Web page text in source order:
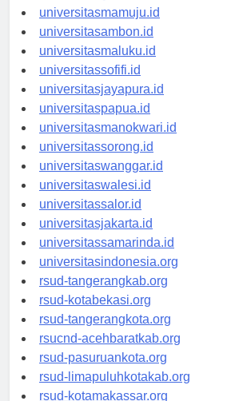
universitasgorontalo.id
universitasmamuju.id
universitasambon.id
universitasmaluku.id
universitassofifi.id
universitasjayapura.id
universitaspapua.id
universitasmanokwari.id
universitassorong.id
universitaswanggar.id
universitaswalesi.id
universitassalor.id
universitasjakarta.id
universitassamarinda.id
universitasindonesia.org
rsud-tangerangkab.org
rsud-kotabekasi.org
rsud-tangerangkota.org
rsucnd-acehbaratkab.org
rsud-pasuruankota.org
rsud-limapuluhkotakab.org